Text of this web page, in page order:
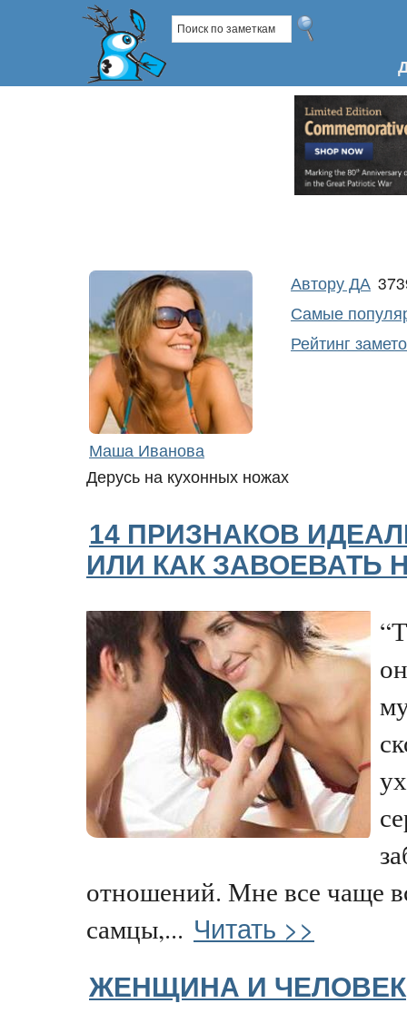
Маша Иванова
Автору ДА
Самые
Рейтинг
Дерусь на кухонных ножах
14 ПРИЗНАКОВ
ИЛИ КАК ЗАВОЕВАТЬ
отношений. Мне все чаще
самцы,... Читать >>
ЖЕНЩИНА И ЧЕЛОВЕК